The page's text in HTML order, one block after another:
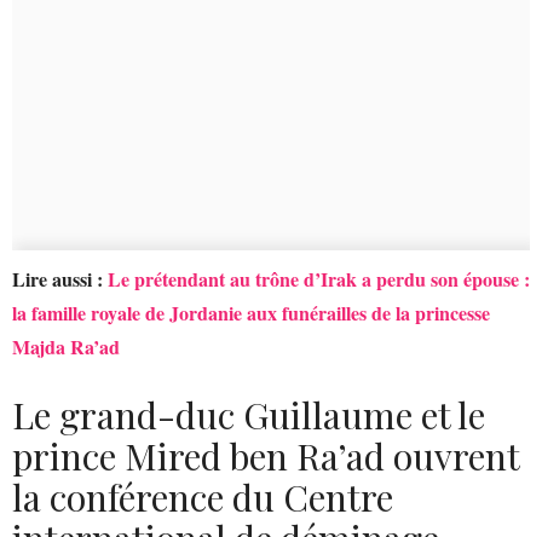
Lire aussi : Le prétendant au trône d’Irak a perdu son épouse :
la famille royale de Jordanie aux funérailles de la princesse
Majda Ra’ad
Le grand-duc Guillaume et le
prince Mired ben Ra’ad ouvrent
la conférence du Centre